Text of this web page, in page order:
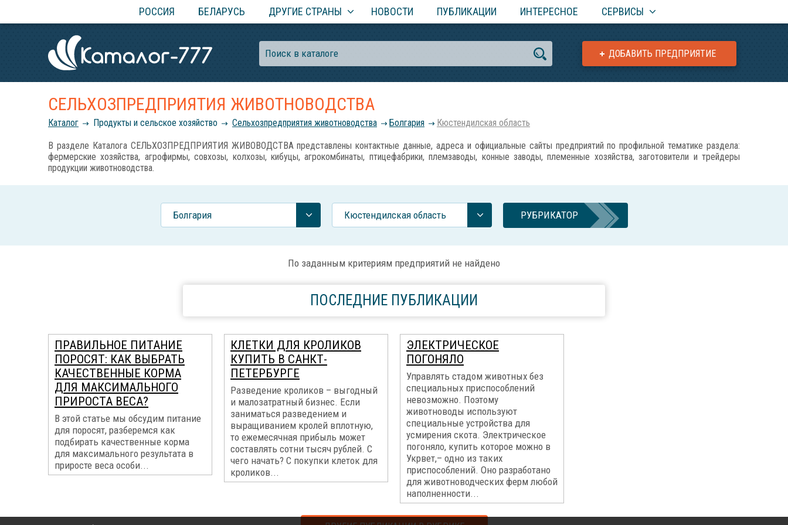
РОССИЯ БЕЛАРУСЬ ДРУГИЕ СТРАНЫ НОВОСТИ ПУБЛИКАЦИИ ИНТЕРЕСНОЕ СЕРВИСЫ
ДОБАВИТЬ ПРЕДПРИЯТИЕ
СЕЛЬХОЗПРЕДПРИЯТИЯ ЖИВОТНОВОДСТВА
Каталог Продукты и сельское хозяйство Сельхозпредприятия животноводства Болгария Кюстендилская область
В разделе Каталога СЕЛЬХОЗПРЕДПРИЯТИЯ ЖИВОВОДСТВА представлены контактные данные, адреса и официальные сайты предприятий по профильной тематике раздела:
фермерские хозяйства, агрофирмы, совхозы, колхозы, кибуцы, агрокомбинаты, птицефабрики, племзаводы, конные заводы, племенные хозяйства, заготовители и трейдеры
продукции животноводства.
Болгария Кюстендилская область РУБРИКАТОР
По заданным критериям предприятий не найдено
ПОСЛЕДНИЕ ПУБЛИКАЦИИ
ПРАВИЛЬНОЕ ПИТАНИЕ
ПОРОСЯТ: КАК ВЫБРАТЬ
КАЧЕСТВЕННЫЕ КОРМА
ДЛЯ МАКСИМАЛЬНОГО
ПРИРОСТА ВЕСА?
В этой статье мы обсудим питание
для поросят, разберемся как
подбирать качественные корма
для максимального результата в
приросте веса особи...
КЛЕТКИ ДЛЯ КРОЛИКОВ
КУПИТЬ В САНКТ-
ПЕТЕРБУРГЕ
Разведение кроликов – выгодный
и малозатратный бизнес. Если
заниматься разведением и
выращиванием кролей вплотную,
то ежемесячная прибыль может
составлять сотни тысяч рублей. С
чего начать? С покупки клеток для
кроликов...
ЭЛЕКТРИЧЕСКОЕ
ПОГОНЯЛО
Управлять стадом животных без
специальных приспособлений
невозможно. Поэтому
животноводы используют
специальные устройства для
усмирения скота. Электрическое
погоняло, купить которое можно в
Укрвет,– одно из таких
приспособлений. Оно разработано
для животноводческих ферм любой
наполненности...